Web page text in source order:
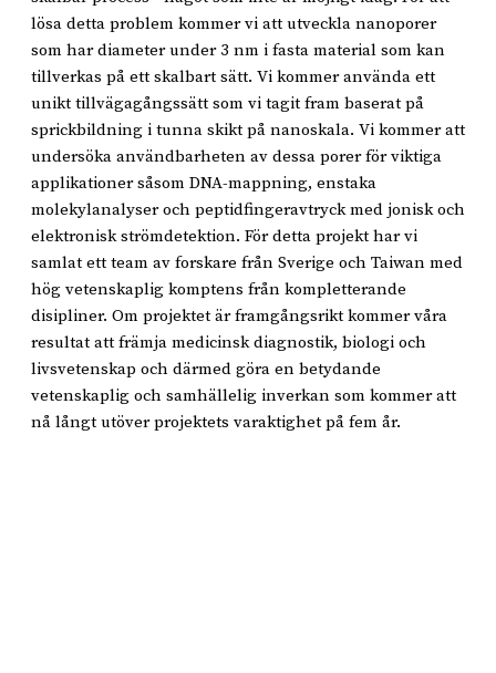
lösa detta problem kommer vi att utveckla nanoporer
som har diameter under 3 nm i fasta material som kan
tillverkas på ett skalbart sätt. Vi kommer använda ett
unikt tillvägagångssätt som vi tagit fram baserat på
sprickbildning i tunna skikt på nanoskala. Vi kommer att
undersöka användbarheten av dessa porer för viktiga
applikationer såsom DNA-mappning, enstaka
molekylanalyser och peptidfingeravtryck med jonisk och
elektronisk strömdetektion. För detta projekt har vi
samlat ett team av forskare från Sverige och Taiwan med
hög vetenskaplig komptens från kompletterande
disipliner. Om projektet är framgångsrikt kommer våra
resultat att främja medicinsk diagnostik, biologi och
livsvetenskap och därmed göra en betydande
vetenskaplig och samhällelig inverkan som kommer att
nå långt utöver projektets varaktighet på fem år.